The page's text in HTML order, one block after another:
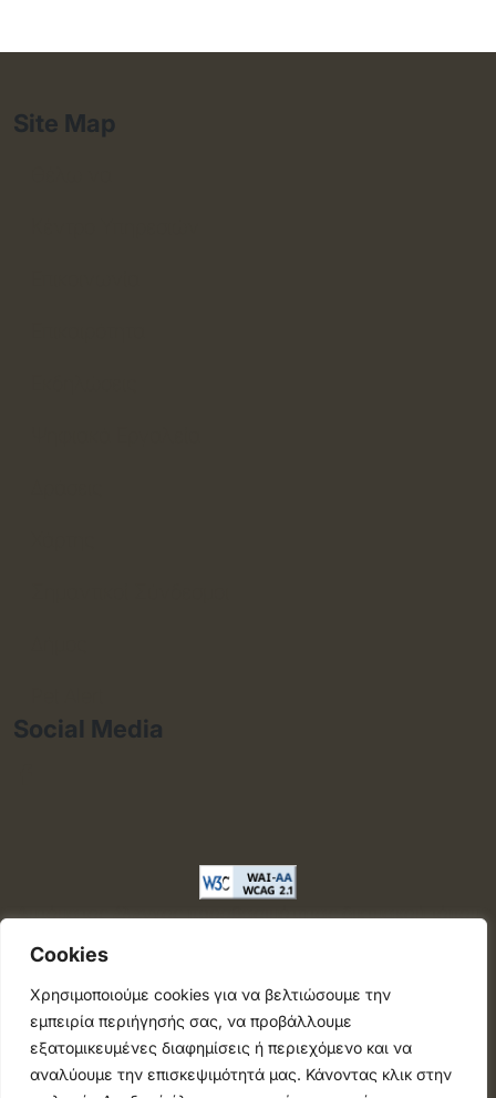
Cookies
Χρησιμοποιούμε cookies για να βελτιώσουμε την
εμπειρία περιήγησής σας, να προβάλλουμε
εξατομικευμένες διαφημίσεις ή περιεχόμενο και να
αναλύουμε την επισκεψιμότητά μας. Κάνοντας κλικ στην
Site Map
Social Media
Αυτόματος έλεγχος προσβασιμότητας δικτυακού τόπου
Περιφερειακή Ένωση Δήμων Ιονίων Νήσων |ΕΕΤΑΑ |
ΚΕΔΕ |Υπουργείο Εσωτερικών